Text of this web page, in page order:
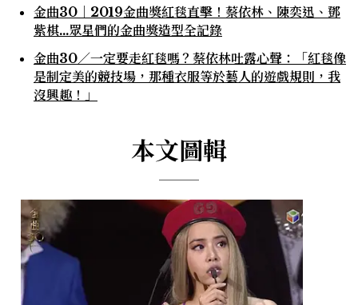
金曲30｜2019金曲獎紅毯直擊！蔡依林、陳奕迅、鄧
紫棋…眾星們的金曲獎造型全記錄
金曲30／一定要走紅毯嗎？蔡依林吐露心聲：「紅毯像
是制定美的競技場，那種衣服等於藝人的遊戲規則，我
沒興趣！」
本文圖輯